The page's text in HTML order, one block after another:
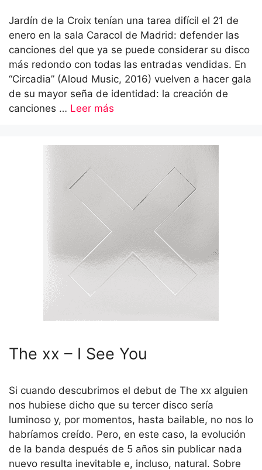
Jardín de la Croix tenían una tarea difícil el 21 de
enero en la sala Caracol de Madrid: defender las
canciones del que ya se puede considerar su disco
más redondo con todas las entradas vendidas. En
“Circadia” (Aloud Music, 2016) vuelven a hacer gala
de su mayor seña de identidad: la creación de
canciones … Leer más
The xx – I See You
Si cuando descubrimos el debut de The xx alguien
nos hubiese dicho que su tercer disco sería
luminoso y, por momentos, hasta bailable, no nos lo
habríamos creído. Pero, en este caso, la evolución
de la banda después de 5 años sin publicar nada
nuevo resulta inevitable e, incluso, natural. Sobre